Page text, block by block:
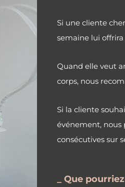
Si une cliente
semaine lui
Quand elle veut
corps, nous
Si la cliente
événement, nous
consécutives sur
_ Que